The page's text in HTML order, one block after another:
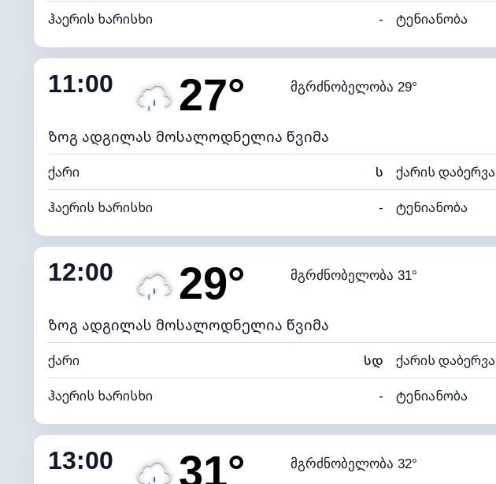
ჰაერის ხარისხი - ტენიანობა
შიდა ტენიანობა 73% (კომფორტული) ღრუბლიანობა
ნამის წერტილი 21°C ხილვადობა
განათების ინდექსი 4 (მკრთალი)
11:00 27° მგრძნობელობა 29°
ზოგ ადგილას მოსალოდნელია წვიმა
ქარი ს ქარის დაბერვა
ჰაერის ხარისხი - ტენიანობა
შიდა ტენიანობა 66% (კომფორტული) ღრუბლიანობა
ნამის წერტილი 20°C ხილვადობა
განათების ინდექსი 4 (მკრთალი)
12:00 29° მგრძნობელობა 31°
ზოგ ადგილას მოსალოდნელია წვიმა
ქარი სდ ქარის დაბერვა
ჰაერის ხარისხი - ტენიანობა
შიდა ტენიანობა 59% (კომფორტული) ღრუბლიანობა
ნამის წერტილი 20°C ხილვადობა
13:00 31° მგრძნობელობა 32°